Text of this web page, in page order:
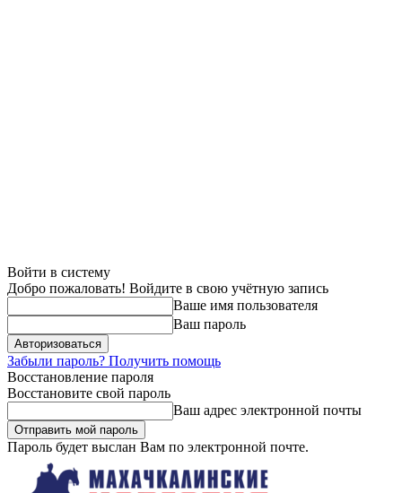
Войти в систему
Добро пожаловать! Войдите в свою учётную запись
Ваше имя пользователя
Ваш пароль
Забыли пароль? Получить помощь
Восстановление пароля
Восстановите свой пароль
Ваш адрес электронной почты
Пароль будет выслан Вам по электронной почте.